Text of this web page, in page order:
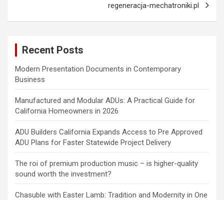
regeneracja-mechatroniki.pl
Recent Posts
Modern Presentation Documents in Contemporary
Business
Manufactured and Modular ADUs: A Practical Guide for
California Homeowners in 2026
ADU Builders California Expands Access to Pre Approved
ADU Plans for Faster Statewide Project Delivery
The roi of premium production music – is higher-quality
sound worth the investment?
Chasuble with Easter Lamb: Tradition and Modernity in One